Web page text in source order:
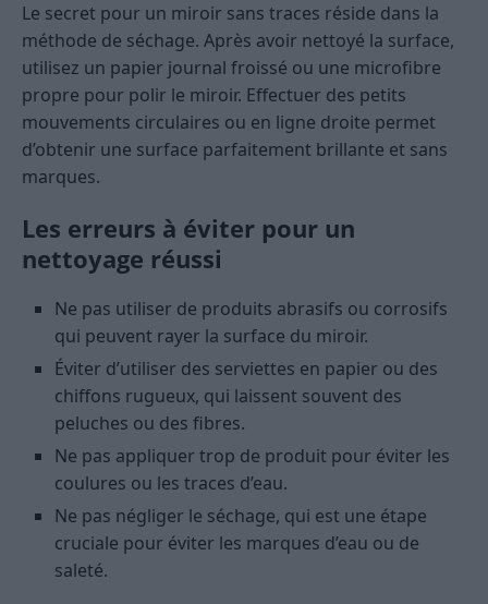
Le secret pour un miroir sans traces réside dans la
méthode de séchage. Après avoir nettoyé la surface,
utilisez un papier journal froissé ou une microfibre
propre pour polir le miroir. Effectuer des petits
mouvements circulaires ou en ligne droite permet
d’obtenir une surface parfaitement brillante et sans
marques.
Les erreurs à éviter pour un
nettoyage réussi
Ne pas utiliser de produits abrasifs ou corrosifs
qui peuvent rayer la surface du miroir.
Éviter d’utiliser des serviettes en papier ou des
chiffons rugueux, qui laissent souvent des
peluches ou des fibres.
Ne pas appliquer trop de produit pour éviter les
coulures ou les traces d’eau.
Ne pas négliger le séchage, qui est une étape
cruciale pour éviter les marques d’eau ou de
saleté.